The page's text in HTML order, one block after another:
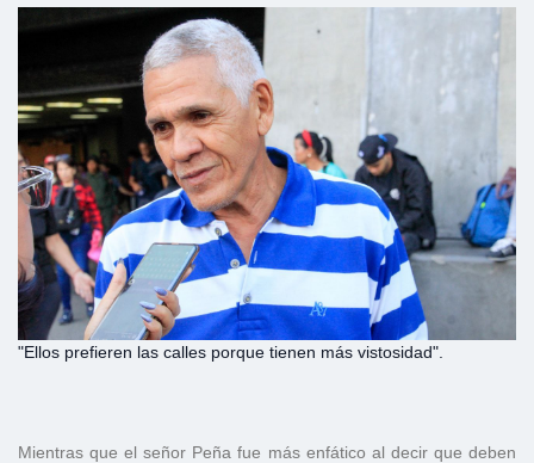
"Ellos prefieren las calles porque tienen más vistosidad".
Mientras que el señor Peña fue más enfático al decir que deben